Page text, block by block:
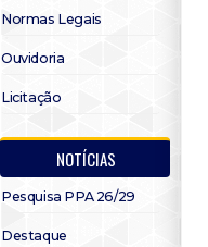
Normas Legais
Ouvidoria
Licitação
NOTÍCIAS
Pesquisa PPA 26/29
Destaque